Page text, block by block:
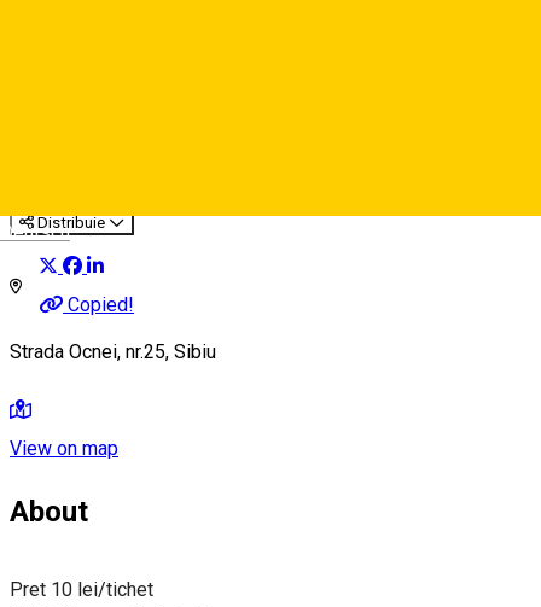
DeutschDistribuie
Copied!
Strada Ocnei, nr.25, Sibiu
View on map
About
Pret 10 lei/tichet